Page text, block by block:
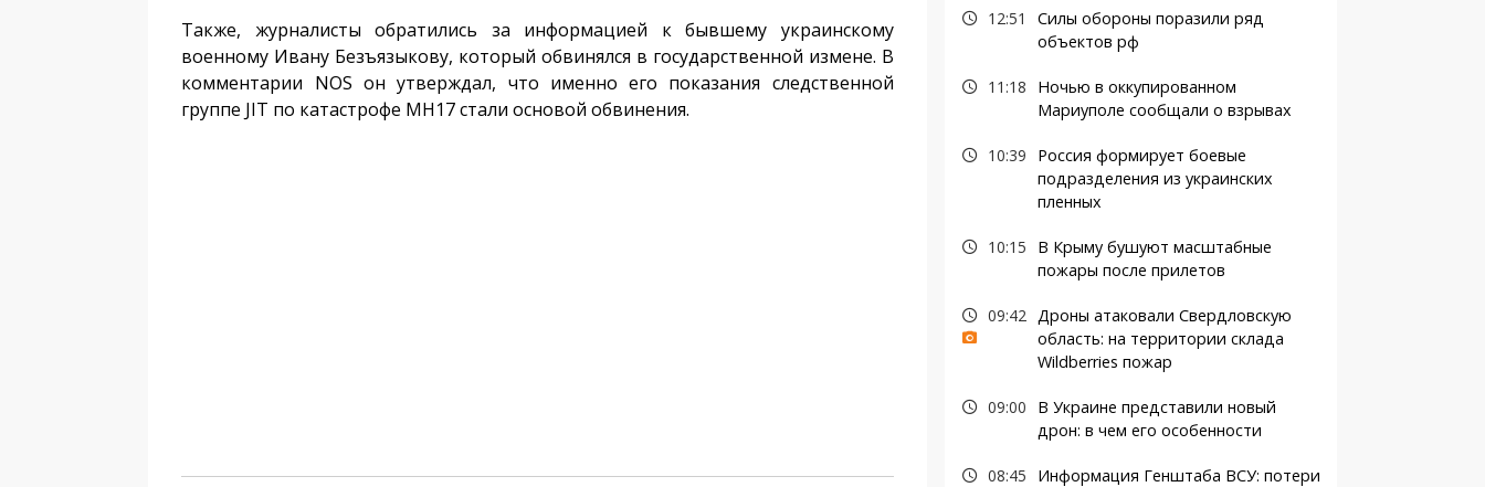
Также, журналисты обратились за информацией к бывшему украинскому
военному Ивану Безъязыкову, который обвинялся в государственной измене. В
комментарии NOS он утверждал, что именно его показания следственной
группе JIT по катастрофе MH17 стали основой обвинения.
12:51
Силы обороны поразили ряд
объектов рф
11:18
Ночью в оккупированном
Мариуполе сообщали о взрывах
10:39
Россия формирует боевые
подразделения из украинских
пленных
10:15
В Крыму бушуют масштабные
пожары после прилетов
09:42 Дроны атаковали Свердловскую
область: на территории склада
Wildberries пожар
09:00
В Украине представили новый
дрон: в чем его особенности
08:45
Информация Генштаба ВСУ: потери